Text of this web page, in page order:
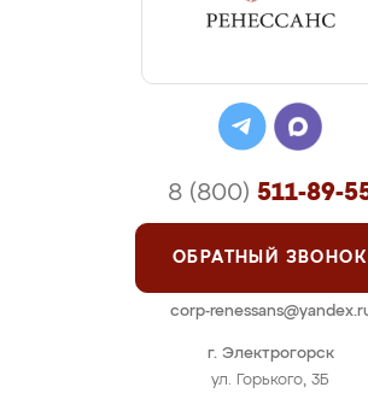
г. Электрогорск
ул. Горького, 3Б
8 (800) 511-89-
ОБРАТНЫЙ ЗВОНОК
corp-